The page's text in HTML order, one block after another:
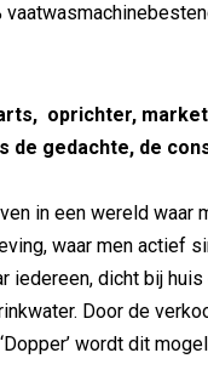
oprichter,
de gedachte, de
in een wereld waar
waar men actief
iedereen, dicht bij
Door de
wordt dit